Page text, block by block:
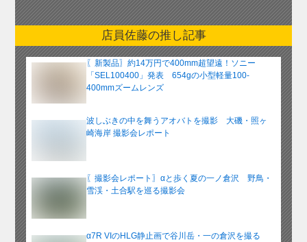
ア
ー
カ
イ
ブ
店員佐藤の推し記事
〖新製品〗約14万円で400mm超望遠！ソニー
「SEL100400」発表 654gの小型軽量100-
400mmズームレンズ
波しぶきの中を舞うアオバトを撮影 大磯・照ヶ
崎海岸 撮影会レポート
〖撮影会レポート〗αと歩く夏の一ノ倉沢 野鳥・
雪渓・土合駅を巡る撮影会
α7R VIのHLG静止画で谷川岳・一の倉沢を撮る